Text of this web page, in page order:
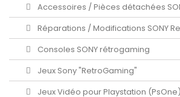
Accessoires / Pièces détachées
Réparations / Modifications SONY
Consoles SONY rétrogaming
Jeux Sony "RetroGaming"
Jeux Vidéo pour Playstation (PsOne)